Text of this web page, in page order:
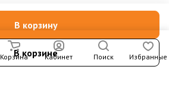
В корзину
В корзине
Корзина Кабинет Поиск Избранные